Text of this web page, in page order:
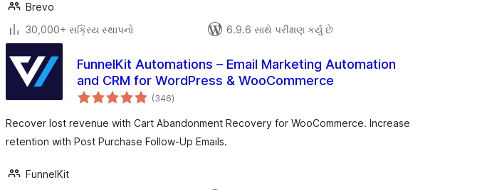
Brevo
30,000+ સક્રિય સ્થાપનો
6.9.6 સાથે પરીક્ષણ કર્યું છે
FunnelKit Automations – Email Marketing Automation
and CRM for WordPress & WooCommerce
(346કુલ
રેટિંગ્સ
)
Recover lost revenue with Cart Abandonment Recovery for WooCommerce. Increase
retention with Post Purchase Follow-Up Emails.
FunnelKit